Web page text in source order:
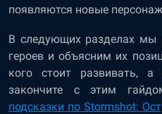
появляются новые
В следующих разделах мы
героев и объясним их
кого стоит развивать,
закончите с этим
подсказки по Stormshot: